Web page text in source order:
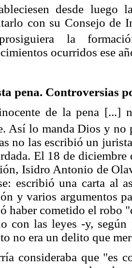
desde luego
con su Consejo de
la
ocurridos ese
pena. Controversias
de la pena [...]
Así lo manda Dios y
no las escribió un
El 18 de diciembre
Isidro Antonio de
escribió una carta al
y varios argumentos
haber cometido el robo
con las leyes -y,
no era un delito que
consideraba que "es